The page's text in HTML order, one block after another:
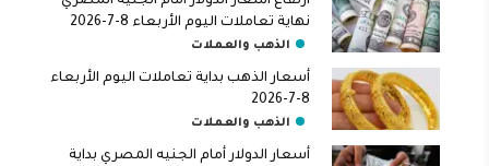
نهاية تعاملات اليوم الأربعاء 8-7-2026
الذهب والعملات
أسعار الذهب بداية تعاملات اليوم الأربعاء
8-7-2026
الذهب والعملات
أسعار الدولار أمام الجنيه المصري بداية